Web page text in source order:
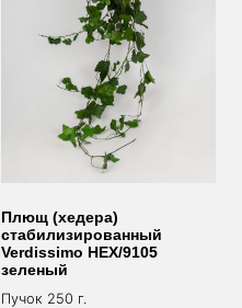
Плющ (хедера)
стабилизированный
Verdissimo HEX/9105
зеленый
Пучок 250 г.